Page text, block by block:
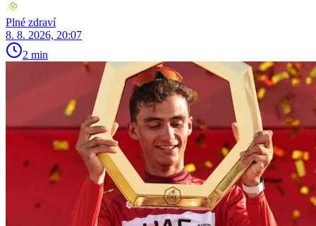
Plné zdraví
8. 8. 2026, 20:07
2 min